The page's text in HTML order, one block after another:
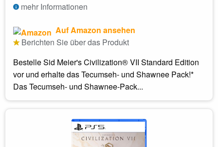
mehr Informationen
Auf Amazon ansehen
Berichten Sie über das Produkt
Bestelle Sid Meier's Civilization® VII Standard Edition
vor und erhalte das Tecumseh- und Shawnee Pack!*
Das Tecumseh- und Shawnee-Pack...